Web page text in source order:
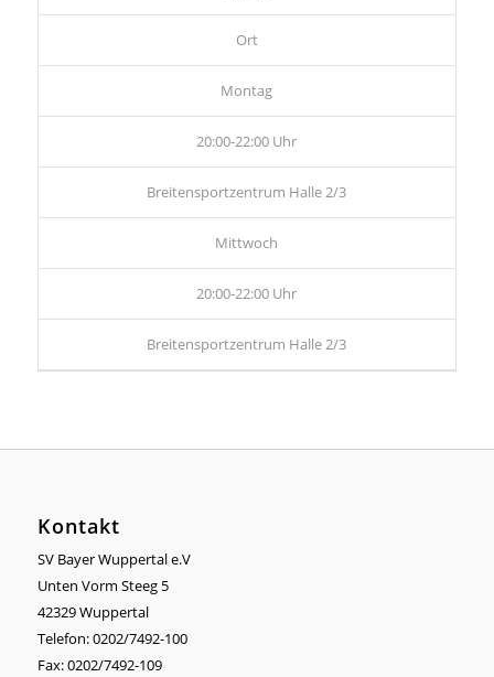
Ort
Montag
20:00-22:00 Uhr
Breitensportzentrum Halle 2/3
Mittwoch
20:00-22:00 Uhr
Breitensportzentrum Halle 2/3
Kontakt
SV Bayer Wuppertal e.V
Unten Vorm Steeg 5
42329 Wuppertal
Telefon: 0202/7492-100
Fax: 0202/7492-109